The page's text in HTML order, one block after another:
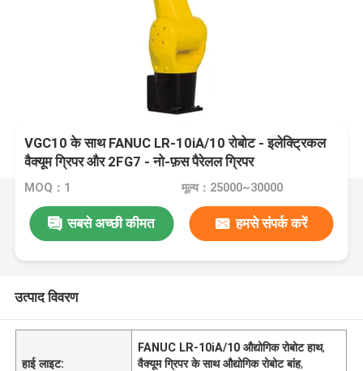
VGC10 के साथ FANUC LR-10iA/10 रोबोट - इलेक्ट्रिकल
वैक्यूम ग्रिपर और 2FG7 - नो-फ़स पैरेलल ग्रिपर
MOQ：1 मूल्य：25000~30000
सबसे अच्छी कीमत हमसे संपर्क करें
उत्पाद विवरण
हाई लाइट:
FANUC LR-10iA/10 औद्योगिक रोबोट हाथ,
वैक्यूम ग्रिपर के साथ औद्योगिक रोबोट बांह,